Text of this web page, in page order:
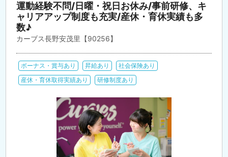
運動経験不問/日曜・祝日お休み/事前研修、キ
ャリアアップ制度も充実/産休・育休実績も多
数♪
カーブス長野安茂里【90256】
ボーナス・賞与あり 昇給あり
社会保険あり
産休・育休取得実績あり
研修制度あり